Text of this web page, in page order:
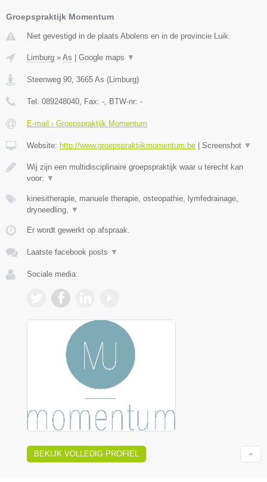
Groepspraktijk Momentum
Niet gevestigd in de plaats Abolens en in de provincie Luik.
Limburg » As Google maps ▼
Steenweg 90, 3665 As (Limburg)
Tel: 089248040, Fax: -, BTW-nr: -
E-mail › Groepspraktijk Momentum
Website: http://www.groepspraktijkmomentum.be Screenshot ▼
Wij zijn een multidisciplinaire groepspraktijk waar u terecht kan
voor: ▼
kinesitherapie, manuele therapie, osteopathie, lymfedrainage,
dryneedling, ▼
Er wordt gewerkt op afspraak.
Laatste facebook posts ▼
Sociale media:
BEKIJK VOLLEDIG PROFIEL